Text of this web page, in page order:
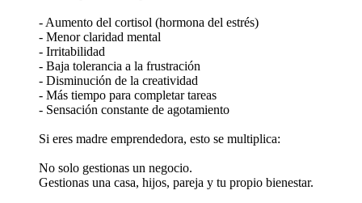
- Aumento del cortisol (hormona del estrés)
- Menor claridad mental
- Irritabilidad
- Baja tolerancia a la frustración
- Disminución de la creatividad
- Más tiempo para completar tareas
- Sensación constante de agotamiento
Si eres madre emprendedora, esto se multiplica:
No solo gestionas un negocio.
Gestionas una casa, hijos, pareja y tu propio bienestar.